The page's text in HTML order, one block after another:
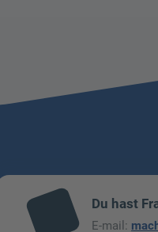
mai
Du hast
E-mail: